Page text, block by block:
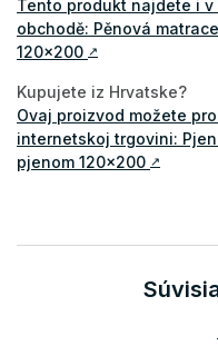
Tento produkt najdete i
obchodě: Pěnová
120x200 ↗
Kupujete iz Hrvatske?
Ovaj proizvod možete
internetskoj trgovini:
pjenom 120x200 ↗